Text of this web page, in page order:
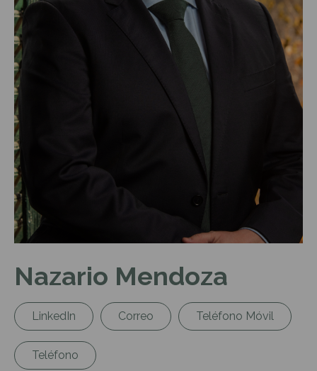
Nazario Mendoza
LinkedIn Correo Teléfono Móvil
Teléfono